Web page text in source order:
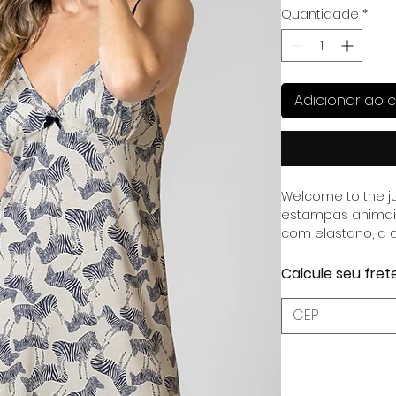
Quantidade *
Adicionar ao
Welcome to the
estampas
com elastano, a
que adere à
zebra!
Calcule seu